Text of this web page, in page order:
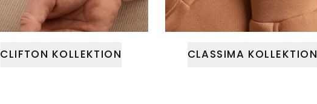
CLIFTON KOLLEKTION CLASSIMA KOLLEKTION